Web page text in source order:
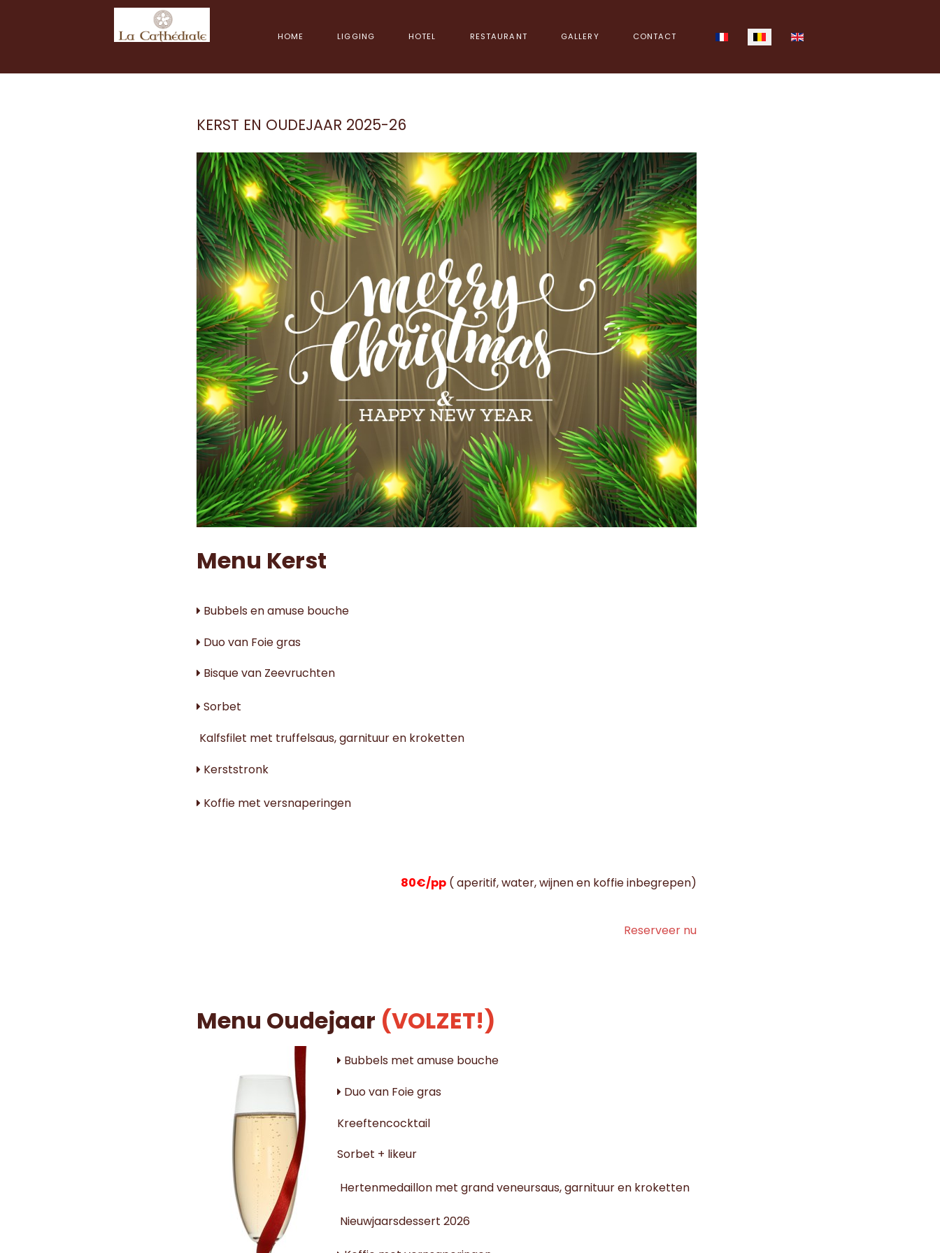
HOME LIGGING HOTEL RESTAURANT GALLERY CONTACT Selecteer uw taal
KERST EN OUDEJAAR 2025-26
Menu Kerst
Bubbels en amuse bouche
Duo van Foie gras
Bisque van Zeevruchten
Sorbet
Kalfsfilet met truffelsaus, garnituur en kroketten
Kerststronk
Koffie met versnaperingen
80€/pp( aperitif, water, wijnen en koffie inbegrepen)
Reserveer nu
Menu Oudejaar (VOLZET!)
Bubbels met amuse bouche
Duo van Foie gras
Kreeftencocktail
Sorbet + likeur
Hertenmedaillon met grand veneursaus, garnituur en kroketten
Nieuwjaarsdessert 2026